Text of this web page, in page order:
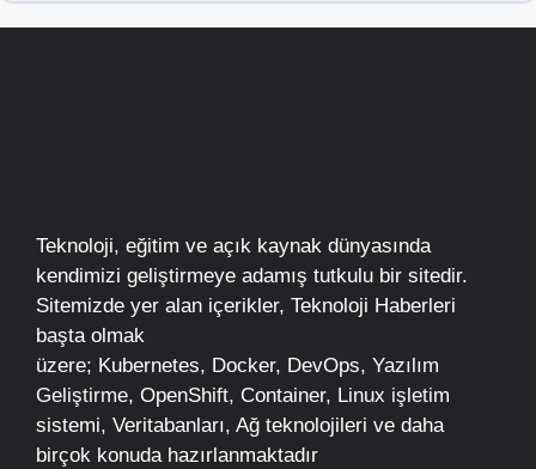
Teknoloji, eğitim ve açık kaynak dünyasında
kendimizi geliştirmeye adamış tutkulu bir sitedir.
Sitemizde yer alan içerikler, Teknoloji Haberleri
başta olmak
üzere; Kubernetes, Docker, DevOps, Yazılım
Geliştirme, OpenShift, Container, Linux işletim
sistemi, Veritabanları, Ağ teknolojileri ve daha
birçok konuda hazırlanmaktadır